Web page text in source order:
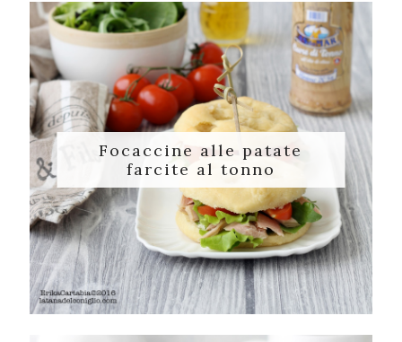
Focaccine alle patate
farcite al tonno